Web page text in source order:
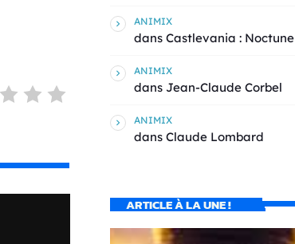
ANIMIX
dans Castlevania : Noctune
ANIMIX
dans Jean-Claude Corbel
ANIMIX
dans Claude Lombard
ARTICLE À LA UNE !